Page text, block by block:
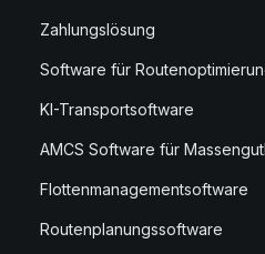
Zahlungslösung
Software für
KI-Transportsoftware
AMCS Software für
Flottenmanagementsoftware
Routenplanungssoftware